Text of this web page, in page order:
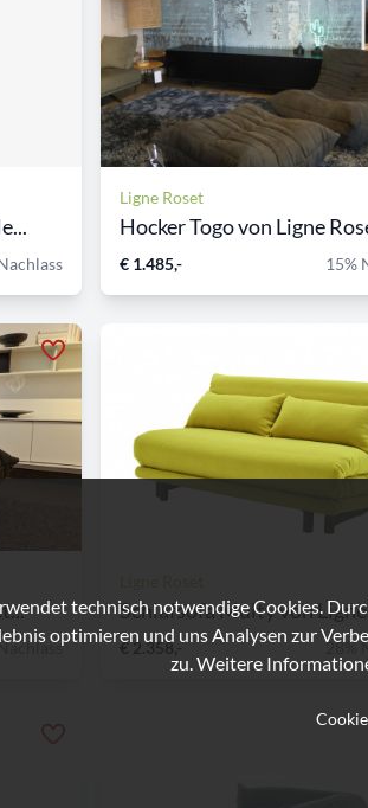
Ligne Roset
Hocker Togo von Ligne
€ 1.485,- 15%
Schlafsofa Multy von
€ 2.358,- 28%
technisch notwendige Cookies.
optimieren und uns Analysen zur
zu. Weitere